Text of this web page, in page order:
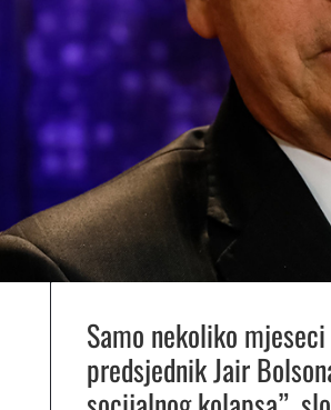
Samo nekoliko
predsjednik Jair